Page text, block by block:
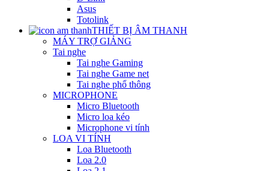
Asus
Totolink
THIẾT BỊ ÂM THANH
MÁY TRỢ GIẢNG
Tai nghe
Tai nghe Gaming
Tai nghe Game net
Tai nghe phổ thông
MICROPHONE
Micro Bluetooth
Micro loa kéo
Microphone vi tính
LOA VI TÍNH
Loa Bluetooth
Loa 2.0